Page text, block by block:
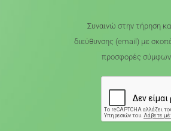
Συναινώ στην τήρηση
διεύθυνσης (email) με
προσφορές